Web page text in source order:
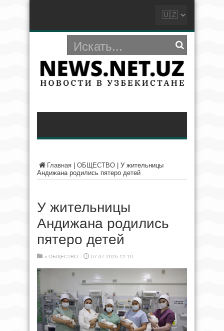
Главная ОБЩЕСТВО
У жительницы
Андижана родились пятеро детей
У жительницы
Андижана родились
пятеро детей
в ОБЩЕСТВО 07.07.2026 12:10